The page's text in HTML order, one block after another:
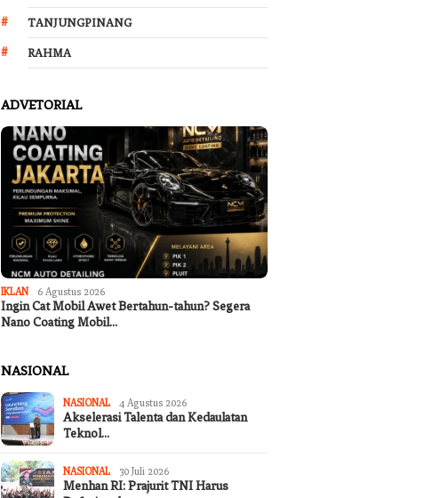
Kantor Koperasi Merah Putih
Berjalan
TANJUNGPINANG
RAHMA
ADVETORIAL
IKLAN 6 Agustus 2026
Ingin Cat Mobil Awet Bertahun-tahun? Segera
Nano Coating Mobil…
NASIONAL
NASIONAL 4 Agustus 2026
Akselerasi Talenta dan Kedaulatan
Teknol…
NASIONAL 30 Juli 2026
Menhan RI: Prajurit TNI Harus